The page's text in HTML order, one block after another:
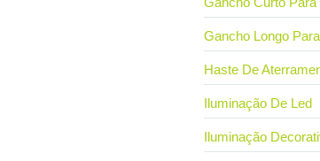
Gancho Longo
Haste De
Iluminação De Led
Iluminação